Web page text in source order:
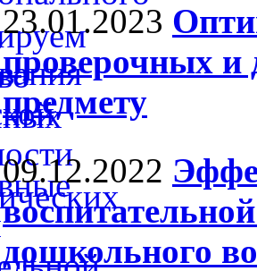
23.01.2023
проверочных и
предмету
09.12.2022
дошкольного